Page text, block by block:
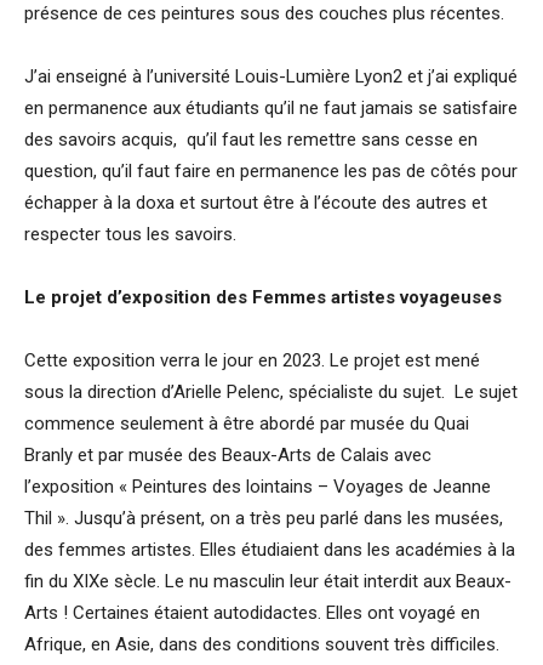
présence de ces peintures sous des couches plus récentes.
J’ai enseigné à l’université Louis-Lumière Lyon2 et j’ai expliqué
en permanence aux étudiants qu’il ne faut jamais se satisfaire
des savoirs acquis, qu’il faut les remettre sans cesse en
question, qu’il faut faire en permanence les pas de côtés pour
échapper à la doxa et surtout être à l’écoute des autres et
respecter tous les savoirs.
Le projet d’exposition des Femmes artistes voyageuses
Cette exposition verra le jour en 2023. Le projet est mené
sous la direction d’Arielle Pelenc, spécialiste du sujet. Le sujet
commence seulement à être abordé par musée du Quai
Branly et par musée des Beaux-Arts de Calais avec
l’exposition « Peintures des lointains – Voyages de Jeanne
Thil ». Jusqu’à présent, on a très peu parlé dans les musées,
des femmes artistes. Elles étudiaient dans les académies à la
fin du XIXe sècle. Le nu masculin leur était interdit aux Beaux-
Arts ! Certaines étaient autodidactes. Elles ont voyagé en
Afrique, en Asie, dans des conditions souvent très difficiles.